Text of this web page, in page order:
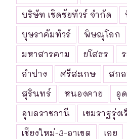
บริษัท เชิดชัยทัวร์ จำกัด
บุษราคัมทัวร์
พิษณุโลก
มหาสารคาม
ยโสธร
ลำปาง
ศรีสะเกษ สก
สุรินทร์
หนองคาย
อุ
อุบลราชธานี
เขมราฐรุ่ง
เชียงใหม่-3-อาเขต
เลย